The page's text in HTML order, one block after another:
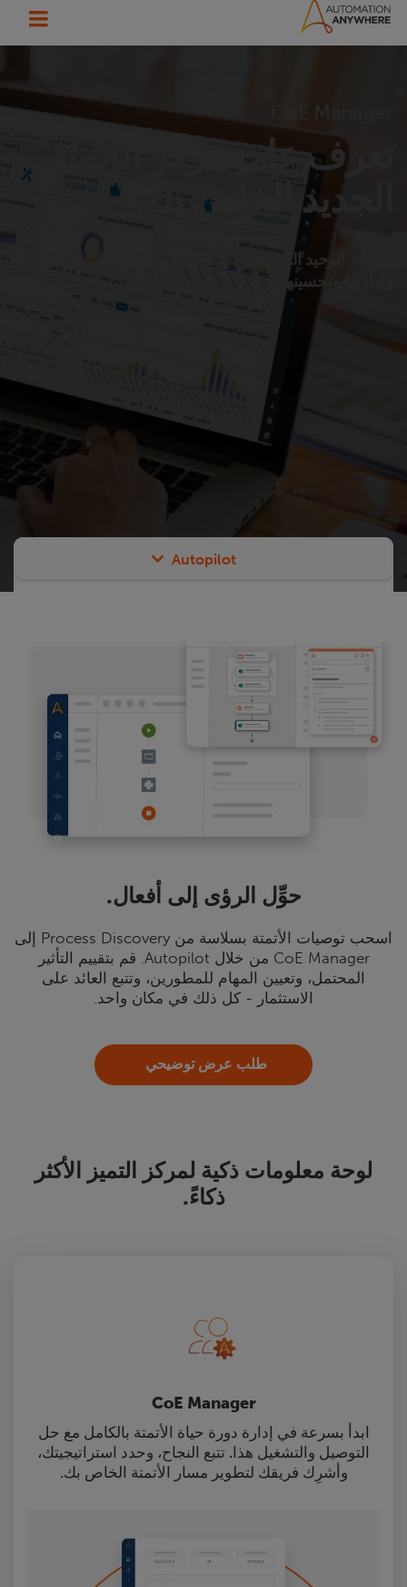
تعرف على مركز الأتمتة
الجديد الخاص بك.
المركز الوحيد الذي تحتاج إليه لتوسيع رحلتك في الأتمتة
وإدارتها وتحسينها.
Autopilot
حوِّل الرؤى إلى أفعال.
اسحب توصيات الأتمتة بسلاسة من Process Discovery إلى
CoE Manager من خلال Autopilot. قم بتقييم التأثير
المحتمل، وتعيين المهام للمطورين، وتتبع العائد على
الاستثمار - كل ذلك في مكان واحد.
طلب عرض توضيحي
لوحة معلومات ذكية لمركز التميز الأكثر
ذكاءً.
CoE Manager
ابدأ بسرعة في إدارة دورة حياة الأتمتة بالكامل مع حل
التوصيل والتشغيل هذا. تتبع النجاح، وحدد استراتيجيتك،
وأشرِك فريقك لتطوير مسار الأتمتة الخاص بك.